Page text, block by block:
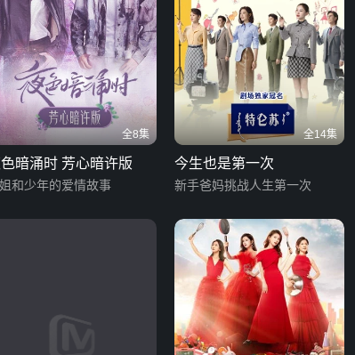
全8集
暗涌时 芳心暗许版
和少年的爱情故事
全14集
今生也是第一次
新手爸妈挑战人生第一次